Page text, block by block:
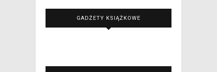
GADŻETY KSIĄŻKOWE